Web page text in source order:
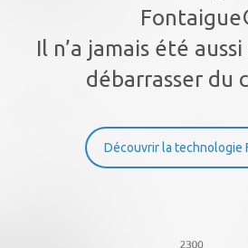
Il n’a jamais été
débarrasser du
Découvrir la technologie